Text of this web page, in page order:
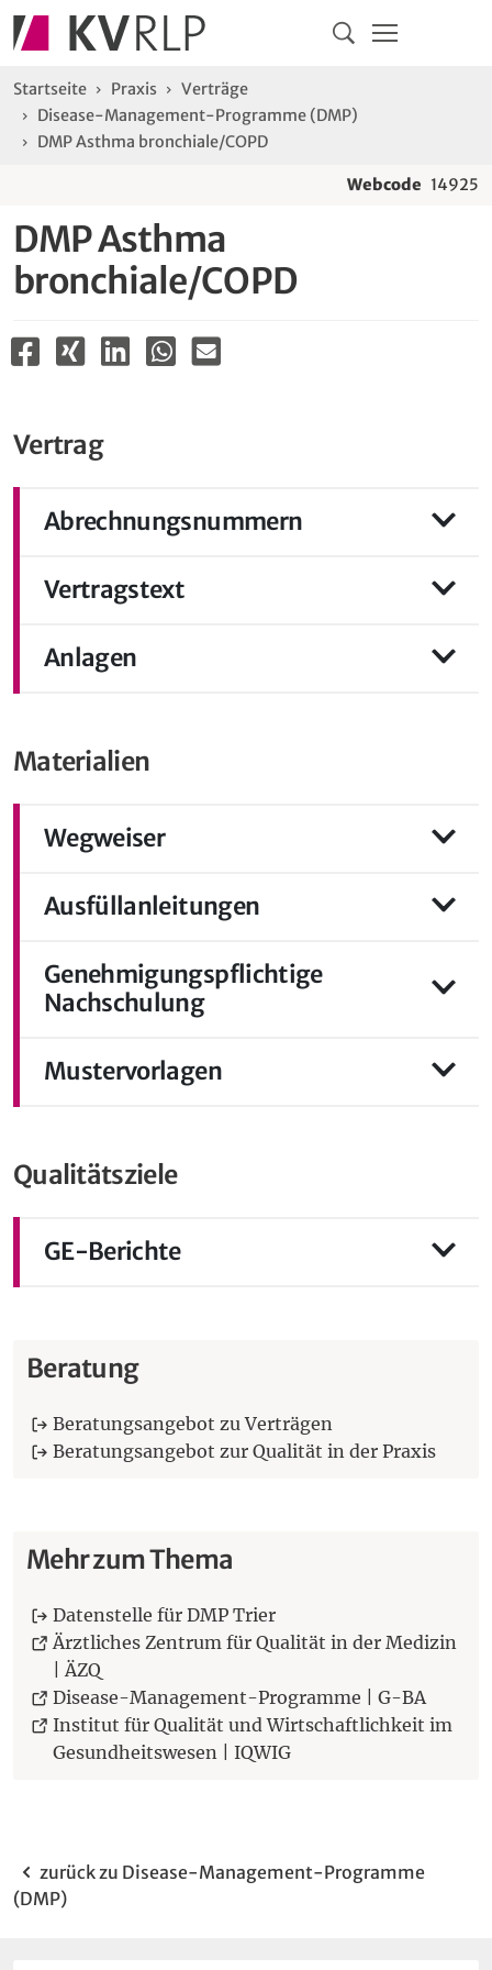
Navigation
Sie sind hier:
Startseite Praxis
Verträge
Disease-Management-Programme (DMP)
DMP Asthma bronchiale/COPD
Webcode 14925
DMP Asthma
bronchiale/COPD
Vertrag
Abrechnungsnummern
Vertragstext
Anlagen
Materialien
Wegweiser
Ausfüllanleitungen
Genehmigungspflichtige
Nachschulung
Mustervorlagen
Qualitätsziele
GE-Berichte
Beratung
Beratungsangebot zu Verträgen
Beratungsangebot zur Qualität in der Praxis
Mehr zum Thema
Datenstelle für DMP Trier
Ärztliches Zentrum für Qualität in der Medizin
| ÄZQ
Disease-Management-Programme | G-BA
Institut für Qualität und Wirtschaftlichkeit im
Gesundheitswesen | IQWIG(Öffnet eine andere
zurück zu Disease-Management-Programme
(DMP)